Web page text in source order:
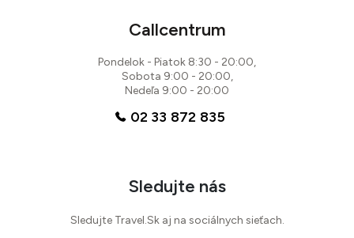
90 %Callcentrum
Pondelok - Piatok 8:30 - 20:00,
Sobota 9:00 - 20:00,
Nedeľa 9:00 - 20:00
02 33 872 835
Sledujte nás
Sledujte Travel.Sk aj na sociálnych sieťach.